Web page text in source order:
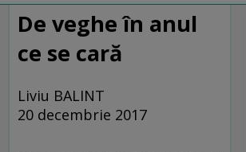
De veghe în anul
ce se cară
Liviu BALINT
20 decembrie 2017